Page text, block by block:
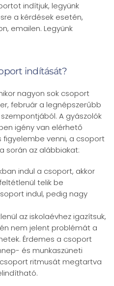
indítjuk, legyünk
a kérdések esetén,
emailen. Legyünk
indítását?
nagyon sok csoport
február a legnépszerűbb
A gyászolók
igény van elérhető
figyelembe venni, a csoport
során az alábbiakat:
indul a csoport, akkor
telik be
indul, pedig nagy
az iskolaévhez igazítsuk,
nem jelent problémát a
Érdemes a csoport
és munkaszüneti
ritmusát megtartva